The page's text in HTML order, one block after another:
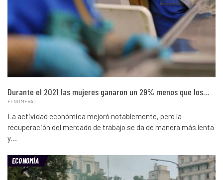
Durante el 2021 las mujeres ganaron un 29% menos que los…
ELNUMERAL
La actividad económica mejoró notablemente, pero la
recuperación del mercado de trabajo se da de manera más lenta
y…
ECONOMÍA